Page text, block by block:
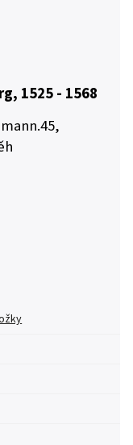
1525 - 1568